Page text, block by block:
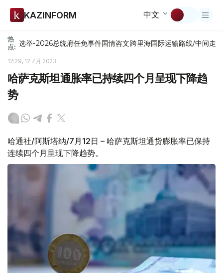
KAZINFORM 中文
热
点: 选举-2026总统府任免事件国情咨文跨里海国际运输路线/中间走廊
12:29, 12 7月 2023
哈萨克斯坦通胀率已持续四个月呈现下降趋
势
哈通社/阿斯塔纳/7月12日 – 哈萨克斯坦通货膨胀率已保持
连续四个月呈现下降趋势。